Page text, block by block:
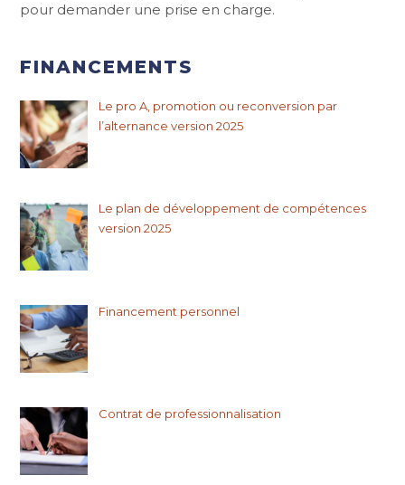
pour demander une prise en charge.
FINANCEMENTS
Le pro A, promotion ou reconversion par
l’alternance version 2025
Le plan de développement de compétences
version 2025
Financement personnel
Contrat de professionnalisation